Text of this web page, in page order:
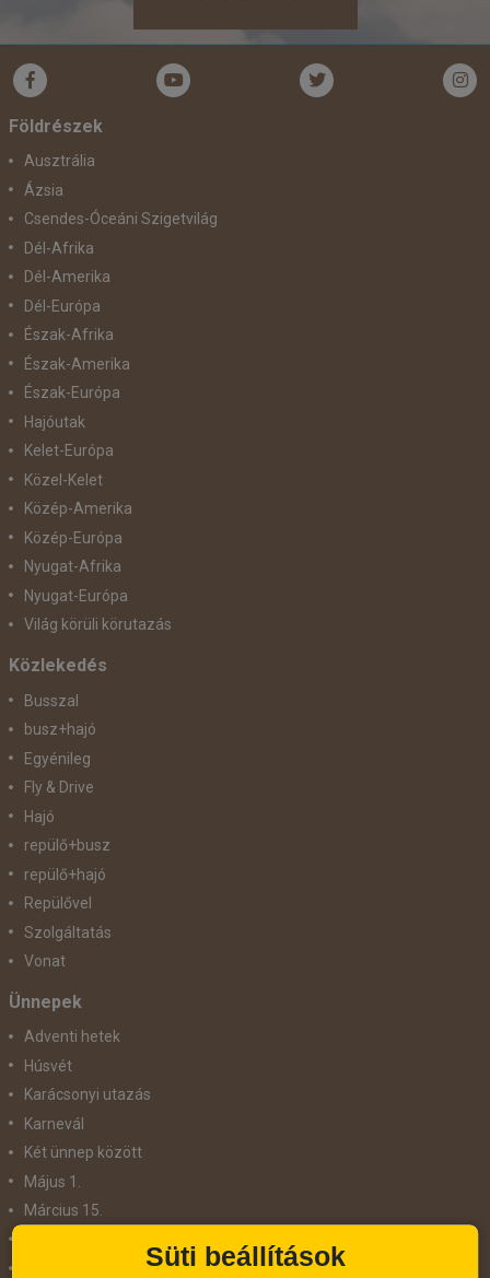
Földrészek
Ausztrália
Ázsia
Csendes-Óceáni Szigetvilág
Dél-Afrika
Dél-Amerika
Dél-Európa
Észak-Afrika
Észak-Amerika
Észak-Európa
Hajóutak
Kelet-Európa
Közel-Kelet
Közép-Amerika
Közép-Európa
Nyugat-Afrika
Nyugat-Európa
Világ körüli körutazás
Közlekedés
Busszal
busz+hajó
Egyénileg
Fly & Drive
Hajó
repülő+busz
repülő+hajó
Repülővel
Szolgáltatás
Vonat
Ünnepek
Adventi hetek
Húsvét
Karácsonyi utazás
Karnevál
Két ünnep között
Május 1.
Március 15.
Süti beállítások